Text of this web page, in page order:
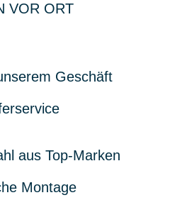
VOR ORT
Geschäft
aus Top-Marken
Montage